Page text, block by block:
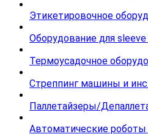
Этикетировочное
Оборудование для
Термоусадочное
Стреппинг машины и
Паллетайзеры/
Автоматические роботы